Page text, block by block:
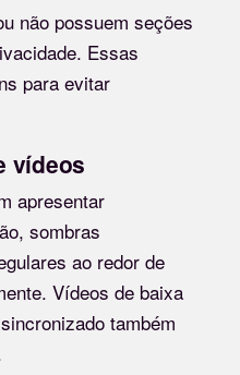
não possuem seções
Essas
para evitar
vídeos
apresentar
sombras
ao redor de
Vídeos de baixa
também